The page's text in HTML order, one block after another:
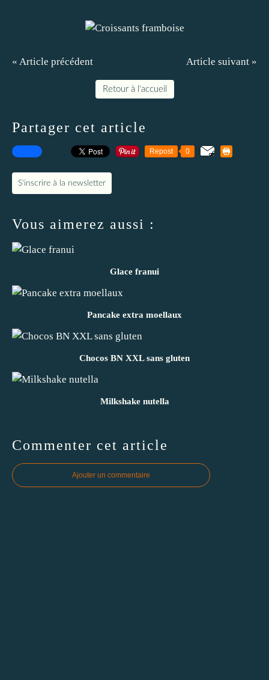
« Article précédent Article suivant »
Retour à l'accueil
Partager cet article
Repost 0
S'inscrire à la newsletter
Vous aimerez aussi :
Glace franui
Pancake extra moellaux
Chocos BN XXL sans gluten
Milkshake nutella
Commenter cet article
Ajouter un commentaire